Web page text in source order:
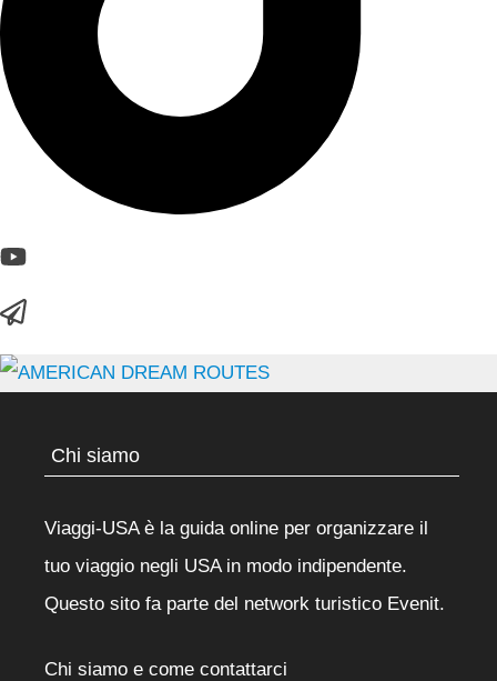
Chi siamo
Viaggi-USA è la guida online per organizzare il
tuo viaggio negli USA in modo indipendente.
Questo sito fa parte del network turistico Evenit.
Chi siamo e come contattarci